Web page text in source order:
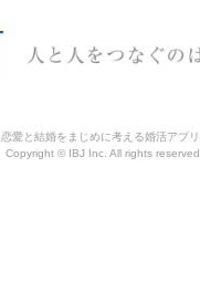
恋愛と結婚をまじめに考える婚活アプリ
Copyright © IBJ Inc. All rights reserved.